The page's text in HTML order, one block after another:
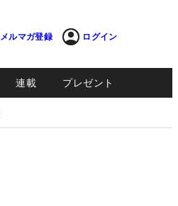
メルマガ登録 ログイン
連載 プレゼント